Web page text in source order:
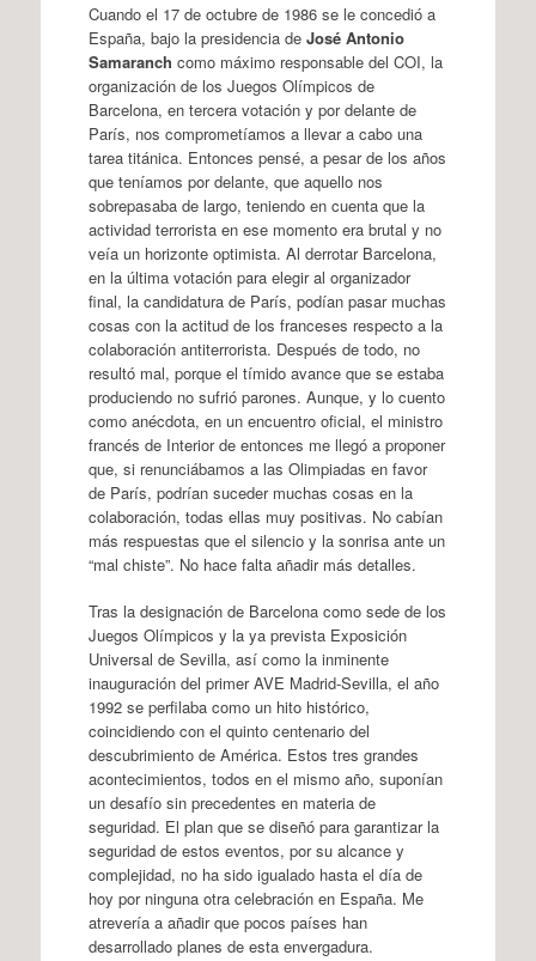
Cuando el 17 de octubre de 1986 se le concedió a
España, bajo la presidencia de José Antonio
Samaranch como máximo responsable del COI, la
organización de los Juegos Olímpicos de
Barcelona, en tercera votación y por delante de
París, nos comprometíamos a llevar a cabo una
tarea titánica. Entonces pensé, a pesar de los años
que teníamos por delante, que aquello nos
sobrepasaba de largo, teniendo en cuenta que la
actividad terrorista en ese momento era brutal y no
veía un horizonte optimista. Al derrotar Barcelona,
en la última votación para elegir al organizador
final, la candidatura de París, podían pasar muchas
cosas con la actitud de los franceses respecto a la
colaboración antiterrorista. Después de todo, no
resultó mal, porque el tímido avance que se estaba
produciendo no sufrió parones. Aunque, y lo cuento
como anécdota, en un encuentro oficial, el ministro
francés de Interior de entonces me llegó a proponer
que, si renunciábamos a las Olimpiadas en favor
de París, podrían suceder muchas cosas en la
colaboración, todas ellas muy positivas. No cabían
más respuestas que el silencio y la sonrisa ante un
“mal chiste”. No hace falta añadir más detalles.
Tras la designación de Barcelona como sede de los
Juegos Olímpicos y la ya prevista Exposición
Universal de Sevilla, así como la inminente
inauguración del primer AVE Madrid-Sevilla, el año
1992 se perfilaba como un hito histórico,
coincidiendo con el quinto centenario del
descubrimiento de América. Estos tres grandes
acontecimientos, todos en el mismo año, suponían
un desafío sin precedentes en materia de
seguridad. El plan que se diseñó para garantizar la
seguridad de estos eventos, por su alcance y
complejidad, no ha sido igualado hasta el día de
hoy por ninguna otra celebración en España. Me
atrevería a añadir que pocos países han
desarrollado planes de esta envergadura.